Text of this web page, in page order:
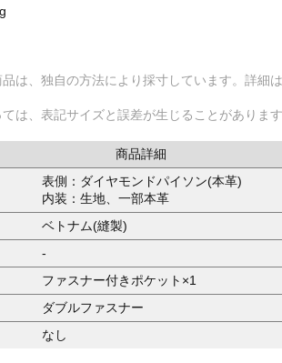
は、独自の方法により採寸しています。詳細
は、表記サイズと誤差が生じることがあります
商品詳細
表側：ダイヤモンドパイソン(本革)
内装：生地、一部本革
ベトナム(縫製)
-
ファスナー付きポケット×1
ダブルファスナー
なし